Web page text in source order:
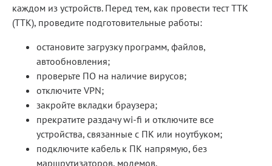
каждом из устройств. Перед тем, как провести тест ТТК
(TTK), проведите подготовительные работы:
остановите загрузку программ, файлов,
автообновления;
проверьте ПО на наличие вирусов;
отключите VPN;
закройте вкладки браузера;
прекратите раздачу wi-fi и отключите все
устройства, связанные с ПК или ноутбуком;
подключите кабель к ПК напрямую, без
маршрутизаторов, модемов.